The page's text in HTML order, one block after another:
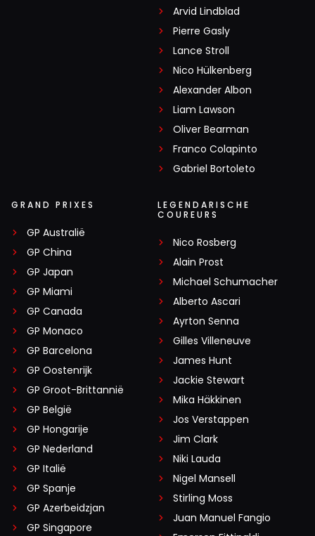
Arvid Lindblad
Pierre Gasly
Lance Stroll
Nico Hülkenberg
Alexander Albon
Liam Lawson
Oliver Bearman
Franco Colapinto
Gabriel Bortoleto
GRAND PRIXES
GP Australië
GP China
GP Japan
GP Miami
GP Canada
GP Monaco
GP Barcelona
GP Oostenrijk
GP Groot-Brittannië
GP België
GP Hongarije
GP Nederland
GP Italië
GP Spanje
GP Azerbeidzjan
GP Singapore
LEGENDARISCHE
COUREURS
Nico Rosberg
Alain Prost
Michael Schumacher
Alberto Ascari
Ayrton Senna
Gilles Villeneuve
James Hunt
Jackie Stewart
Mika Häkkinen
Jos Verstappen
Jim Clark
Niki Lauda
Nigel Mansell
Stirling Moss
Juan Manuel Fangio